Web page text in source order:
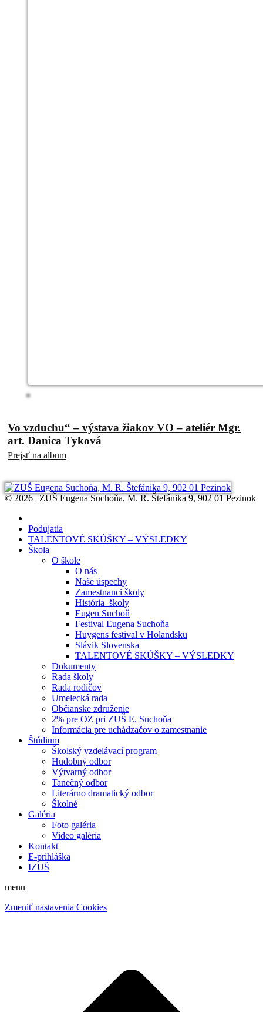
Vo vzduchu“ – výstava žiakov VO – ateliér Mgr.
art. Danica Tyková
Prejsť na album
© 2026 | ZUŠ Eugena Suchoňa, M. R. Štefánika 9, 902 01 Pezinok
Podujatia
TALENTOVÉ SKÚŠKY – VÝSLEDKY
Škola
O škole
O nás
Naše úspechy
Zamestnanci školy
História školy
Eugen Suchoň
Festival Eugena Suchoňa
Huygens festival v Holandsku
Slávik Slovenska
TALENTOVÉ SKÚŠKY – VÝSLEDKY
Dokumenty
Rada školy
Rada rodičov
Umelecká rada
Občianske združenie
2% pre OZ pri ZUŠ E. Suchoňa
Informácia pre uchádzačov o zamestnanie
Štúdium
Školský vzdelávací program
Hudobný odbor
Výtvarný odbor
Tanečný odbor
Literárno dramatický odbor
Školné
Galéria
Foto galéria
Video galéria
Kontakt
E-prihláška
IZUŠ
menu
Zmeniť nastavenia Cookies